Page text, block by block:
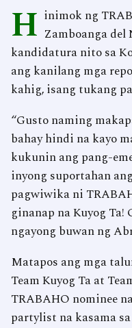
H inimok ng
Zamboanga del
kandidatura nito sa
ang kanilang mga
kahig, isang tukang
“Gusto naming
bahay hindi na kayo
kukunin ang pang-
inyong suportahan
pagwiwika ni
ginanap na Kuyog
ngayong buwan ng
Matapos ang mga
Team Kuyog Ta at
TRABAHO nominee
partylist na kasama